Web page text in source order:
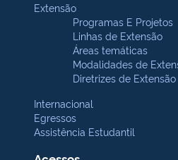
Extensão
Programas E Projetos
Linhas de Extensão
Áreas temáticas
Modalidades de
Diretrizes de Extensão
Internacional
Egressos
Assistência Estudantil